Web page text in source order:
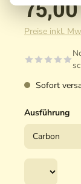
Preise inkl.
Sofort
Ausführung